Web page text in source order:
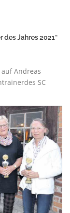
des Jahres 2021“
auf Andreas
SC